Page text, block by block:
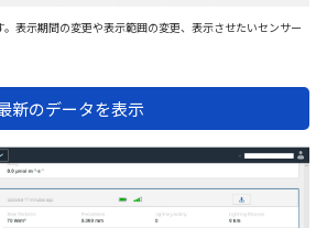
表示期間の変更や表示範囲の変更、表示させたいセンサー
新のデータを表示